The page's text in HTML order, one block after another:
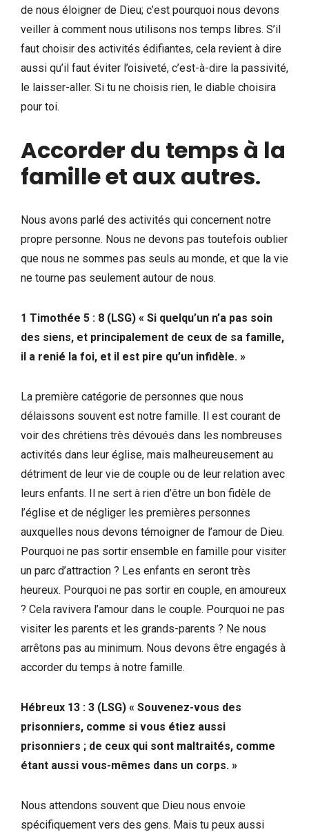
de nous éloigner de Dieu; c’est pourquoi nous devons
veiller à comment nous utilisons nos temps libres. S’il
faut choisir des activités édifiantes, cela revient à dire
aussi qu’il faut éviter l’oisiveté, c’est-à-dire la passivité,
le laisser-aller. Si tu ne choisis rien, le diable choisira
pour toi.
Accorder du temps à la
famille et aux autres.
Nous avons parlé des activités qui concernent notre
propre personne. Nous ne devons pas toutefois oublier
que nous ne sommes pas seuls au monde, et que la vie
ne tourne pas seulement autour de nous.
1 Timothée 5 : 8 (LSG) « Si quelqu’un n’a pas soin
des siens, et principalement de ceux de sa famille,
il a renié la foi, et il est pire qu’un infidèle. »
La première catégorie de personnes que nous
délaissons souvent est notre famille. Il est courant de
voir des chrétiens très dévoués dans les nombreuses
activités dans leur église, mais malheureusement au
détriment de leur vie de couple ou de leur relation avec
leurs enfants. Il ne sert à rien d’être un bon fidèle de
l’église et de négliger les premières personnes
auxquelles nous devons témoigner de l’amour de Dieu.
Pourquoi ne pas sortir ensemble en famille pour visiter
un parc d’attraction ? Les enfants en seront très
heureux. Pourquoi ne pas sortir en couple, en amoureux
? Cela ravivera l’amour dans le couple. Pourquoi ne pas
visiter les parents et les grands-parents ? Ne nous
arrêtons pas au minimum. Nous devons être engagés à
accorder du temps à notre famille.
Hébreux 13 : 3 (LSG) « Souvenez-vous des
prisonniers, comme si vous étiez aussi
prisonniers ; de ceux qui sont maltraités, comme
étant aussi vous-mêmes dans un corps. »
Nous attendons souvent que Dieu nous envoie
spécifiquement vers des gens. Mais tu peux aussi